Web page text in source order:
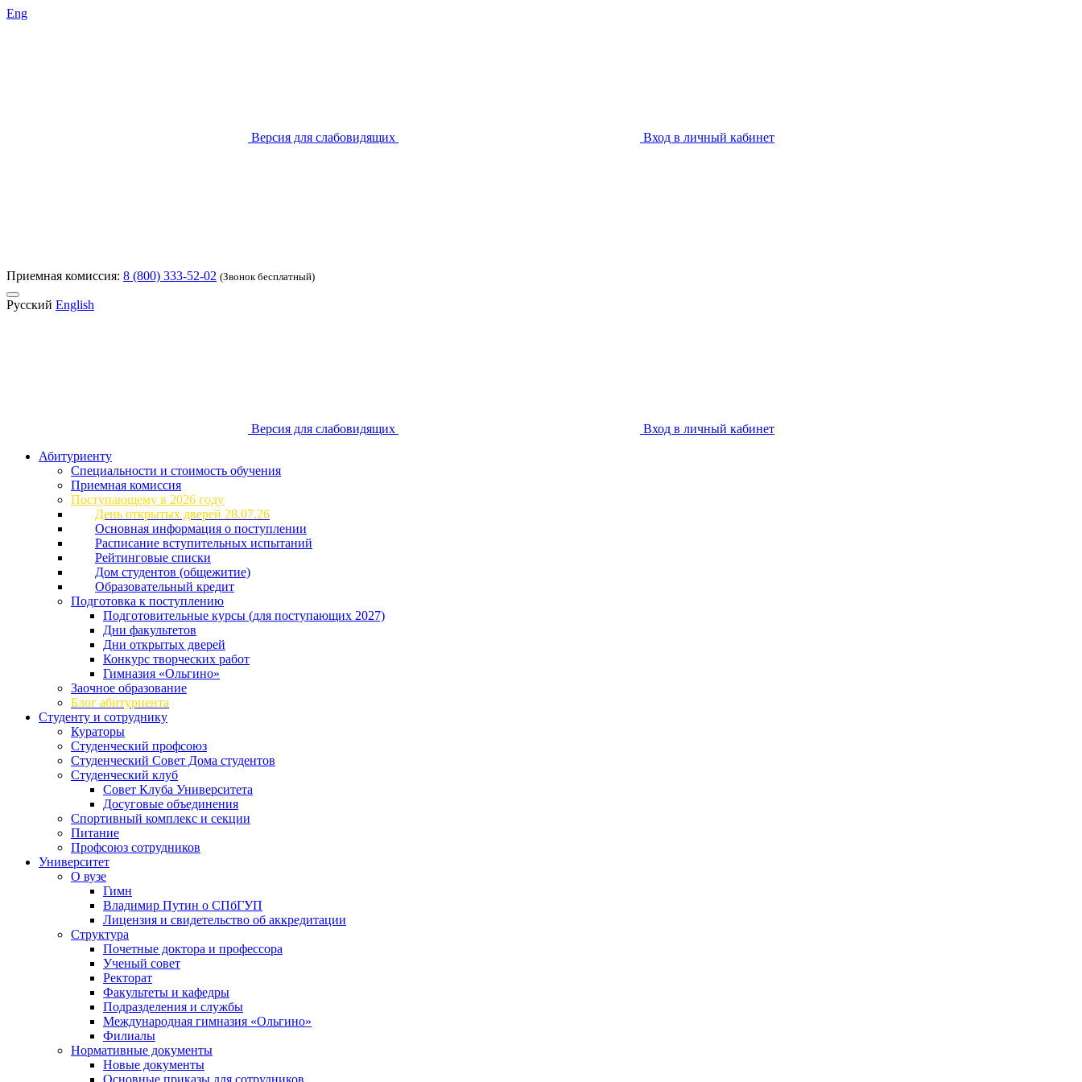
Eng
Версия для слабовидящих Вход в личный кабинет
Приемная комиссия: 8 (800) 333-52-02 (Звонок бесплатный)
Русский English
Версия для слабовидящих
Вход в личный кабинет
Абитуриенту
Специальности и стоимость обучения
Приемная комиссия
Поступающему в 2026 году
День открытых дверей 28.07.26
Основная информация о поступлении
Расписание вступительных испытаний
Рейтинговые списки
Дом студентов (общежитие)
Образовательный кредит
Подготовка к поступлению
Подготовительные курсы (для поступающих 2027)
Дни факультетов
Дни открытых дверей
Конкурс творческих работ
Гимназия «Ольгино»
Заочное образование
Блог абитуриента
Студенту и сотруднику
Кураторы
Студенческий профсоюз
Студенческий Совет Дома студентов
Студенческий клуб
Совет Клуба Университета
Досуговые объединения
Спортивный комплекс и секции
Питание
Профсоюз сотрудников
Университет
О вузе
Гимн
Владимир Путин о СПбГУП
Лицензия и свидетельство об аккредитации
Структура
Почетные доктора и профессора
Ученый совет
Ректорат
Факультеты и кафедры
Подразделения и службы
Международная гимназия «Ольгино»
Филиалы
Нормативные документы
Новые документы
Основные приказы для сотрудников